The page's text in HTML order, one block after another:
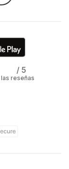
/ 5
reseñas